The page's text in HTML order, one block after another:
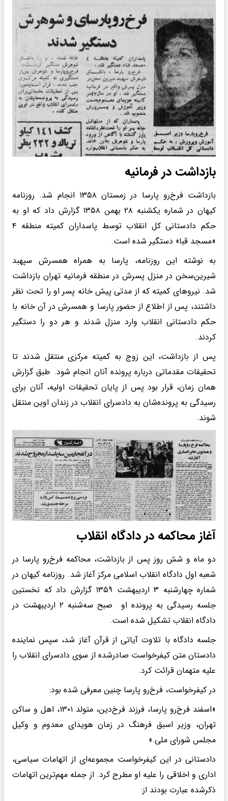
بازداشت در فرمانیه
بازداشت فرخ‌رو پارسا در زمستان ۱۳۵۸ انجام شد. روزنامه
کیهان در شماره یکشنبه ۲۸ بهمن ۱۳۵۸ گزارش داد که او به
حکم دادستانی کل انقلاب توسط پاسداران کمیته منطقه ۴
«مسجد قبا» دستگیر شده است.
به نوشته این روزنامه، پارسا به همراه همسرش سپهبد
شیرین‌سخن در منزل پسرش در منطقه فرمانیه تهران بازداشت
شد. نیروهای کمیته که از مدتی پیش خانه پسر او را تحت نظر
داشتند، پس از اطلاع از حضور پارسا و همسرش در آن خانه با
حکم دادستانی انقلاب وارد منزل شدند و هر دو را دستگیر
کردند.
پس از بازداشت، این زوج به کمیته مرکزی منتقل شدند تا
تحقیقات مقدماتی درباره پرونده آنان انجام شود. طبق گزارش
همان زمان، قرار بود پس از پایان تحقیقات اولیه، آنان برای
رسیدگی به پرونده‌شان به دادسرای انقلاب در زندان اوین منتقل
شوند.
آغاز محاکمه در دادگاه انقلاب
دو ماه و شش روز پس از بازداشت، محاکمه فرخ‌رو پارسا در
شعبه اول دادگاه انقلاب اسلامی مرکز آغاز شد. روزنامه کیهان در
شماره چهارشنبه ۳ اردیبهشت ۱۳۵۹ گزارش داد که نخستین
جلسه رسیدگی به پرونده او صبح سه‌شنبه ۲ اردیبهشت در
دادگاه انقلاب تشکیل شده است.
جلسه دادگاه با تلاوت آیاتی از قرآن آغاز شد، سپس نماینده
دادستان متن کیفرخواست صادرشده از سوی دادسرای انقلاب را
علیه متهمان قرائت کرد.
در کیفرخواست، فرخ‌رو پارسا چنین معرفی شده بود:
«اسفند فرخ‌رو پارسا، فرزند فرخ‌دین، متولد ۱۳۰۱، اهل و ساکن
تهران، وزیر اسبق فرهنگ در زمان هویدای معدوم و وکیل
مجلس شورای ملی.»
دادستانی در این کیفرخواست مجموعه‌ای از اتهامات سیاسی،
اداری و اخلاقی را علیه او مطرح کرد. از جمله مهم‌ترین اتهامات
ذکرشده عبارت بودند از: